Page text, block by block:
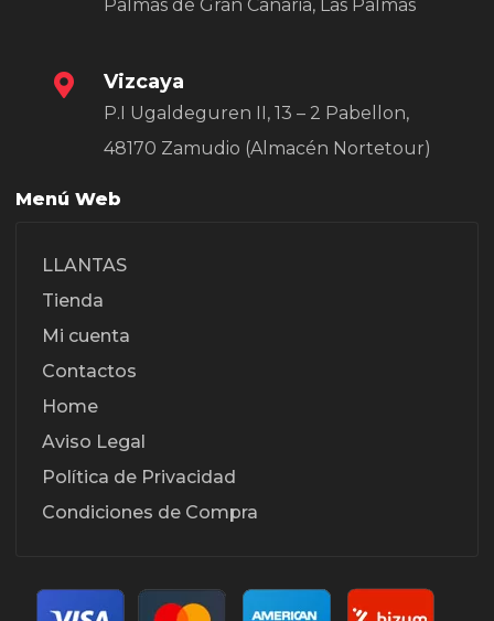
Palmas de Gran Canaria, Las Palmas
Vizcaya
P.I Ugaldeguren II, 13 – 2 Pabellon,
48170 Zamudio (Almacén Nortetour)
Menú Web
LLANTAS
Tienda
Mi cuenta
Contactos
Home
Aviso Legal
Política de Privacidad
Condiciones de Compra